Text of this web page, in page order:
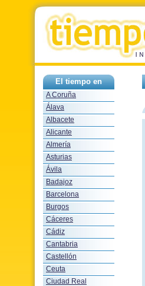
El tiempo en
A Coruña
Álava
Albacete
Alicante
Almería
Asturias
Ávila
Badajoz
Barcelona
Burgos
Cáceres
Cádiz
Cantabria
Castellón
Ceuta
Ciudad Real